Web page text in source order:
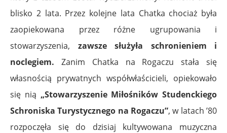
blisko 2 lata. Przez kolejne lata Chatka chociaż była
zaopiekowana przez różne ugrupowania i
stowarzyszenia, zawsze służyła schronieniem i
noclegiem. Zanim Chatka na Rogaczu stała się
własnością prywatnych współwłaścicieli, opiekowało
się nią „Stowarzyszenie Miłośników Studenckiego
Schroniska Turystycznego na Rogaczu”, w latach ’80
rozpoczęła się do dzisiaj kultywowana muzyczna